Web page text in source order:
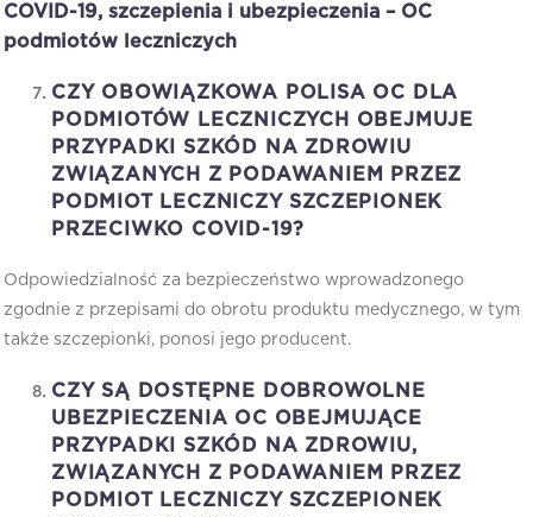
COVID-19, szczepienia i ubezpieczenia – OC
podmiotów leczniczych
CZY OBOWIĄZKOWA POLISA OC DLA
PODMIOTÓW LECZNICZYCH OBEJMUJE
PRZYPADKI SZKÓD NA ZDROWIU
ZWIĄZANYCH Z PODAWANIEM PRZEZ
PODMIOT LECZNICZY SZCZEPIONEK
PRZECIWKO COVID-19?
Odpowiedzialność za bezpieczeństwo wprowadzonego
zgodnie z przepisami do obrotu produktu medycznego, w tym
także szczepionki, ponosi jego producent.
CZY SĄ DOSTĘPNE DOBROWOLNE
UBEZPIECZENIA OC OBEJMUJĄCE
PRZYPADKI SZKÓD NA ZDROWIU,
ZWIĄZANYCH Z PODAWANIEM PRZEZ
PODMIOT LECZNICZY SZCZEPIONEK